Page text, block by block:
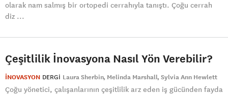
olarak nam salmış bir ortopedi cerrahıyla tanıştı. Çoğu cerrah
diz ...
Çeşitlilik İnovasyona Nasıl Yön Verebilir?
İNOVASYON DERGI Laura Sherbin Melinda Marshall Sylvia Ann Hewlett
Çoğu yönetici, çalışanlarının çeşitlilik arz eden iş gücünden fayda